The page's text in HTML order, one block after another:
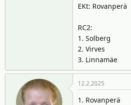
EKt: Rovanperä
RC2:
1. Solberg
2. Virves
3. Linnamäe
12.2.2025
1. Rovanperä